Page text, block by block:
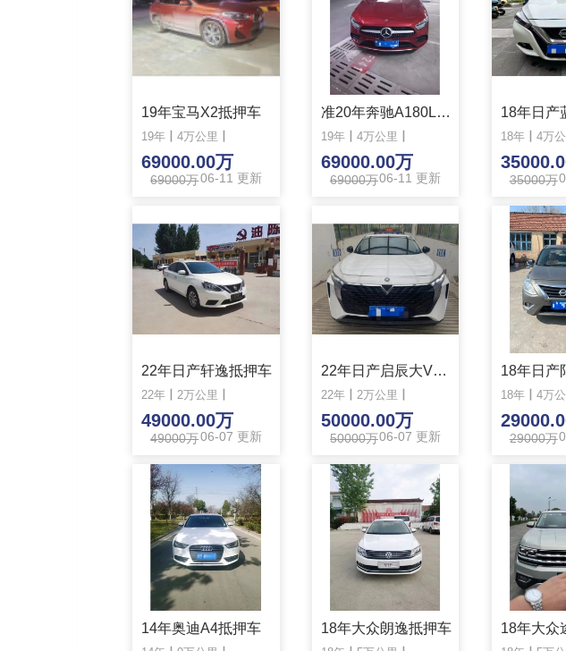
19年宝马X2抵押车
19年 丨4万公里
69000.00万
69000万06-11 更新
69000.00万
69000万06-11 更新
18年日产
18年丨 4万
35000万
22年日产轩逸抵押车
22年 2万公里
49000.00万
49000万06-07 更新
22年日产启辰大V抵押车
22年丨 2万公里
50000.00万
50000万06-07 更新
18年日产
18年丨 4万
29000万
14年奥迪A4抵押车 18年大众朗逸抵押车 18年大众